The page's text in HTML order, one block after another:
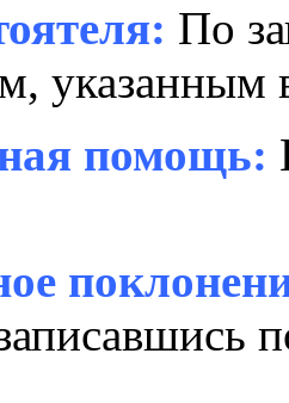
По
указанным
помощь: